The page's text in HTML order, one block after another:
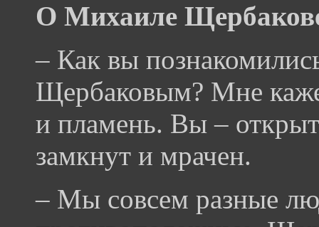
О Михаиле
– Как вы
Щербаковым? Мне
и пламень. Вы –
замкнут и мрачен.
– Мы совсем разные